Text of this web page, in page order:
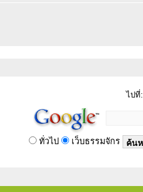
ไปที่:
ทั่วไป เว็บธรรมจักร